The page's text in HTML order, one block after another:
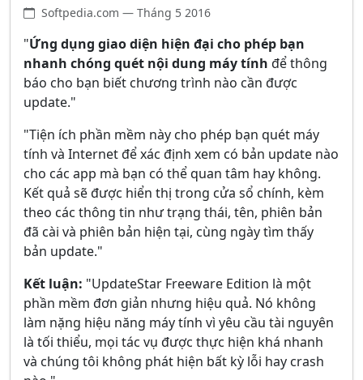
Softpedia.com — Tháng 5 2016
"Ứng dụng giao diện hiện đại cho phép bạn
nhanh chóng quét nội dung máy tính để thông
báo cho bạn biết chương trình nào cần được
update."
"Tiện ích phần mềm này cho phép bạn quét máy
tính và Internet để xác định xem có bản update nào
cho các app mà bạn có thể quan tâm hay không.
Kết quả sẽ được hiển thị trong cửa sổ chính, kèm
theo các thông tin như trạng thái, tên, phiên bản
đã cài và phiên bản hiện tại, cùng ngày tìm thấy
bản update."
Kết luận: "UpdateStar Freeware Edition là một
phần mềm đơn giản nhưng hiệu quả. Nó không
làm nặng hiệu năng máy tính vì yêu cầu tài nguyên
là tối thiểu, mọi tác vụ được thực hiện khá nhanh
và chúng tôi không phát hiện bất kỳ lỗi hay crash